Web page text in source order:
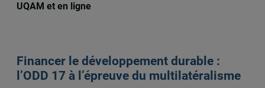
UQAM et en ligne
Financer le développement durable :
l’ODD 17 à l’épreuve du multilatéralisme